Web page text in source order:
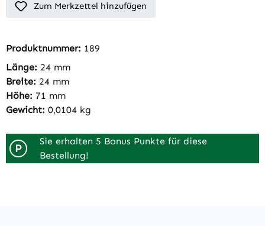
Zum Merkzettel hinzufügen
Produktnummer: 189
Länge: 24 mm
Breite: 24 mm
Höhe: 71 mm
Gewicht: 0,0104 kg
P
Sie erhalten 5 Bonus Punkte für diese
Bestellung!